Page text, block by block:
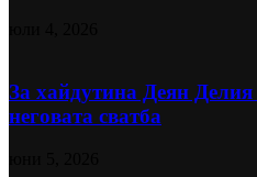
За хайдутина Деян
неговата сватба